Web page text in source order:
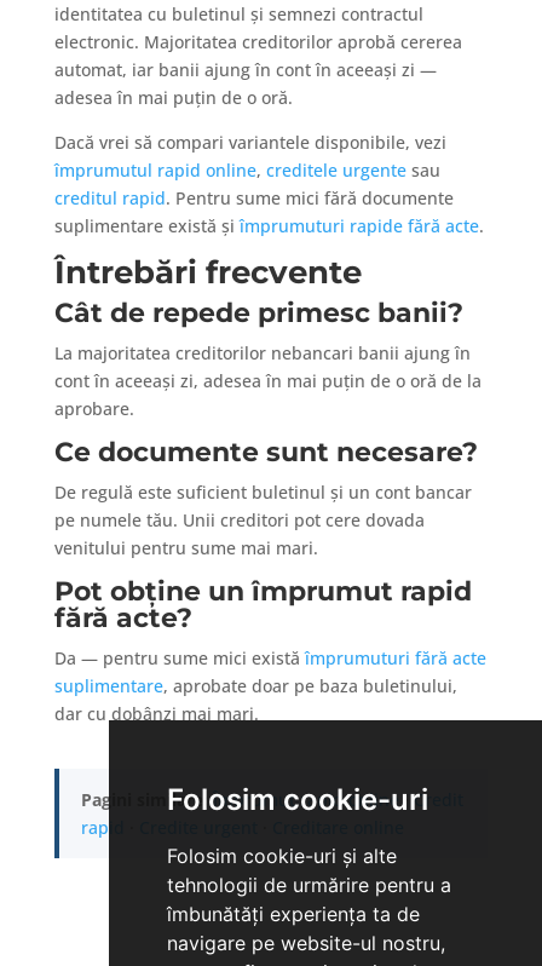
Folosim cookie-uri
Folosim cookie-uri și alte
tehnologii de urmărire pentru a
îmbunătăți experiența ta de
navigare pe website-ul nostru,
identitatea cu buletinul și semnezi contractul
electronic. Majoritatea creditorilor aprobă cererea
automat, iar banii ajung în cont în aceeași zi —
adesea în mai puțin de o oră.
Dacă vrei să compari variantele disponibile, vezi
împrumutul rapid online, creditele urgentesau
creditul rapid. Pentru sume mici fără documente
suplimentare există șiîmprumuturi rapide fără acte.
Întrebări frecvente
Cât de repede primesc banii?
La majoritatea creditorilor nebancari banii ajung în
cont în aceeași zi, adesea în mai puțin de o oră de la
aprobare.
Ce documente sunt necesare?
De regulă este suficient buletinul și un cont bancar
pe numele tău. Unii creditori pot cere dovada
venitului pentru sume mai mari.
Pot obține un împrumut rapid
fără acte?
Da — pentru sume mici existăîmprumuturi fără acte
suplimentare, aprobate doar pe baza buletinului,
dar cu dobânzi mai mari.
Pagini similare: Împrumut rapid online·Credit
rapid